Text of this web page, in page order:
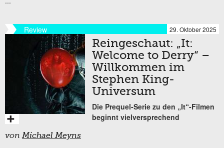
Review 29. Oktober 2025
Reingeschaut: „It:
Welcome to Derry“ –
Willkommen im
Stephen King-
Universum
Die Prequel-Serie zu den „It“-Filmen
beginnt vielversprechend
vonMichael Meyns